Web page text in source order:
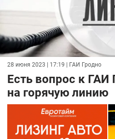
28 июня 2023 | 17:19 | ГАИ Гродно
Есть вопрос к ГАИ
на горячую линию